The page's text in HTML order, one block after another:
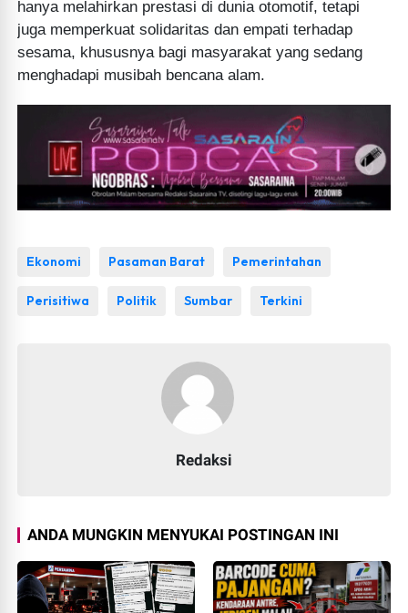
hanya melahirkan prestasi di dunia otomotif, tetapi
juga memperkuat solidaritas dan empati terhadap
sesama, khususnya bagi masyarakat yang sedang
menghadapi musibah bencana alam.
Ekonomi Pasaman Barat Pemerintahan
Perisitiwa Politik Sumbar Terkini
Redaksi
ANDA MUNGKIN MENYUKAI POSTINGAN INI